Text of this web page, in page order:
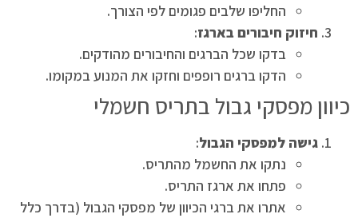
החליפו שלבים פגומים לפי הצורך.
חיזוק חיבורים בארגז:
בדקו שכל הברגים והחיבורים מהודקים.
הדקו ברגים רופפים וחזקו את המנוע במקומו.
כיוון מפסקי גבול בתריס חשמלי
גישה למפסקי הגבול:
נתקו את החשמל מהתריס.
פתחו את ארגז התריס.
אתרו את ברגי הכיוון של מפסקי הגבול (בדרך כלל